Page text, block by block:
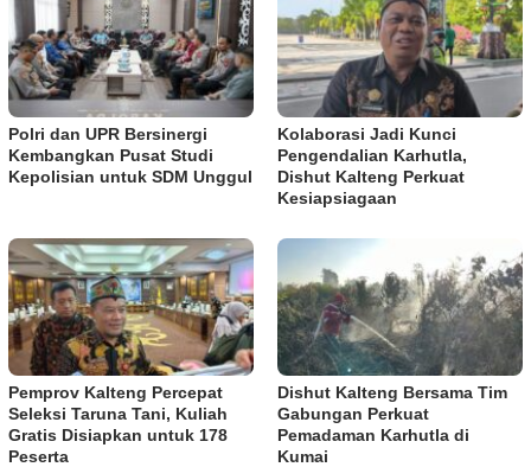
Polri dan UPR Bersinergi
Kembangkan Pusat Studi
Kepolisian untuk SDM Unggul
Kolaborasi Jadi Kunci
Pengendalian Karhutla,
Dishut Kalteng Perkuat
Kesiapsiagaan
Pemprov Kalteng Percepat
Seleksi Taruna Tani, Kuliah
Gratis Disiapkan untuk 178
Peserta
Dishut Kalteng Bersama Tim
Gabungan Perkuat
Pemadaman Karhutla di
Kumai